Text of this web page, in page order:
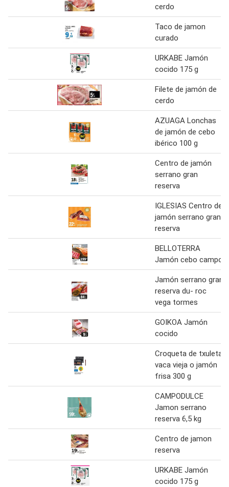
cerdo
Taco de jamon
curado
URKABE Jamón
cocido 175 g
Filete de jamón de
cerdo
AZUAGA Lonchas
de jamón de cebo
ibérico 100 g
Centro de jamón
serrano gran
reserva
IGLESIAS Centro de
jamón serrano gran
reserva
BELLOTERRA
Jamón cebo campo
Jamón serrano gran
reserva du- roc
vega tormes
GOIKOA Jamón
cocido
Croqueta de txuleta
vaca vieja o jamón
frisa 300 g
CAMPODULCE
Jamon serrano
reserva 6,5 kg
Centro de jamon
reserva
URKABE Jamón
cocido 175 g